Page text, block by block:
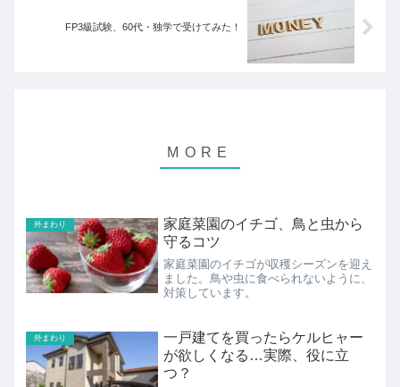
FP3級試験、60代・独学で受けてみた！
外まわり
家庭菜園のイチゴ、鳥と虫から
守るコツ
家庭菜園のイチゴが収穫シーズンを迎え
ました。鳥や虫に食べられないように、
対策しています。
外まわり
一戸建てを買ったらケルヒャー
が欲しくなる…実際、役に立
つ？